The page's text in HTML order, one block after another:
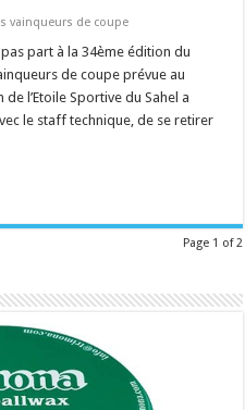
vainqueurs de coupe
part à la 34ème édition du
de coupe prévue au
l’Etoile Sportive du Sahel a
le staff technique, de se retirer
Page 1 of 2